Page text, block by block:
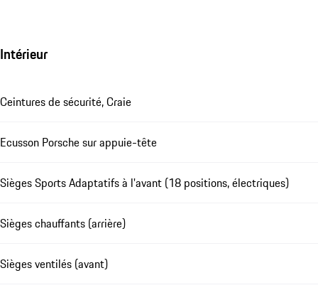
Intérieur
Ceintures de sécurité, Craie
Ecusson Porsche sur appuie-tête
Sièges Sports Adaptatifs à l'avant (18 positions, électriques)
Sièges chauffants (arrière)
Sièges ventilés (avant)